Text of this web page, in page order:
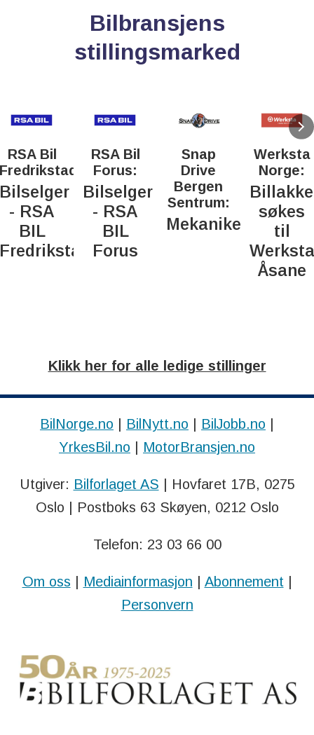
Bilbransjens
stillingsmarked
RSA Bil
Fredrikstad:
Bilselger
- RSA
BIL
Fredrikstad
RSA Bil
Forus:
Bilselger
- RSA
BIL
Forus
Snap
Drive
Bergen
Sentrum:
Mekaniker
Werksta
Norge:
søkes
til
Åsane
Klikk her for alle ledige stillinger
BilNorge.no BilNytt.no BilJobb.no
YrkesBil.no
MotorBransjen.no
Utgiver: Bilforlaget AS | Hovfaret 17B, 0275
Oslo | Postboks 63 Skøyen, 0212 Oslo
Telefon: 23 03 66 00
Om oss Mediainformasjon Abonnement|
Personvern